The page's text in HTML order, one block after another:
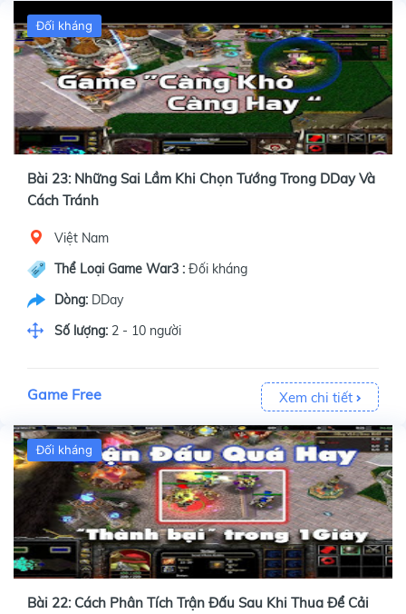
Đối kháng
Bài 23: Những Sai Lầm Khi Chọn Tướng Trong DDay Và
Cách Tránh
Việt Nam
Thể Loại Game War3 : Đối kháng
Dòng: DDay
Số lượng: 2 - 10 người
Game Free Xem chi tiết
Đối kháng
Bài 22: Cách Phân Tích Trận Đấu Sau Khi Thua Để Cải